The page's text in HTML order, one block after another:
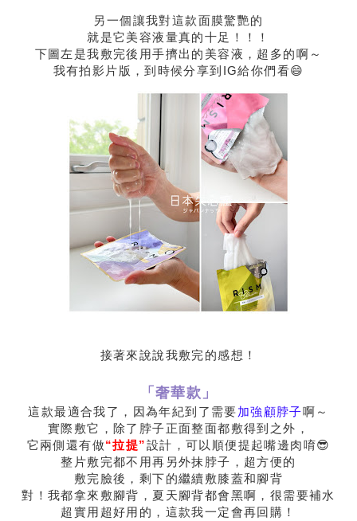
另一個讓我對這款面膜驚艷的
就是它美容液量真的十足！！！
下圖左是我敷完後用手擠出的美容液，超多的啊～
我有拍影片版，到時候分享到IG給你們看😄
接著來說說我敷完的感想！
「奢華款」
這款最適合我了，因為年紀到了需要加強顧脖子啊～
實際敷它，除了脖子正面整面都敷得到之外，
它兩側還有做“拉提”設計，可以順便提起嘴邊肉唷😎
整片敷完都不用再另外抹脖子，超方便的
敷完臉後，剩下的繼續敷膝蓋和腳背
對！我都拿來敷腳背，夏天腳背都會黑啊，很需要補水
超實用超好用的，這款我一定會再回購！